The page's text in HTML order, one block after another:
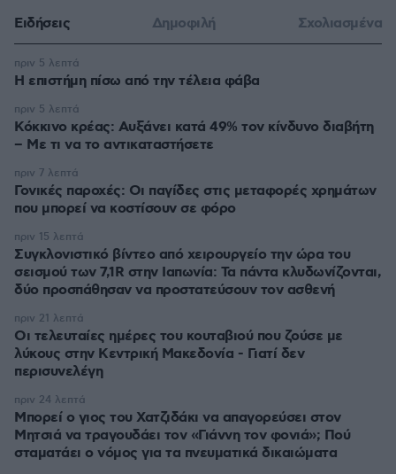
Ειδήσεις Δημοφιλή Σχολιασμένα
Η επιστήμη πίσω από την τέλεια φάβα
πριν 5 λεπτά
Κόκκινο κρέας: Αυξάνει κατά 49% τον κίνδυνο διαβήτη
– Με τι να το αντικαταστήσετε
πριν 5 λεπτά
Γονικές παροχές: Οι παγίδες στις μεταφορές χρημάτων
που μπορεί να κοστίσουν σε φόρο
πριν 7 λεπτά
Συγκλονιστικό βίντεο από χειρουργείο την ώρα του
σεισμού των 7,1R στην Ιαπωνία: Τα πάντα κλυδωνίζονται,
δύο προσπάθησαν να προστατεύσουν τον ασθενή
πριν 15 λεπτά
Οι τελευταίες ημέρες του κουταβιού που ζούσε με
λύκους στην Κεντρική Μακεδονία - Γιατί δεν
περισυνελέγη
πριν 21 λεπτά
Μπορεί ο γιος του Χατζιδάκι να απαγορεύσει στον
Μητσιά να τραγουδάει τον «Γιάννη τον φονιά»; Πού
σταματάει ο νόμος για τα πνευματικά δικαιώματα
πριν 24 λεπτά